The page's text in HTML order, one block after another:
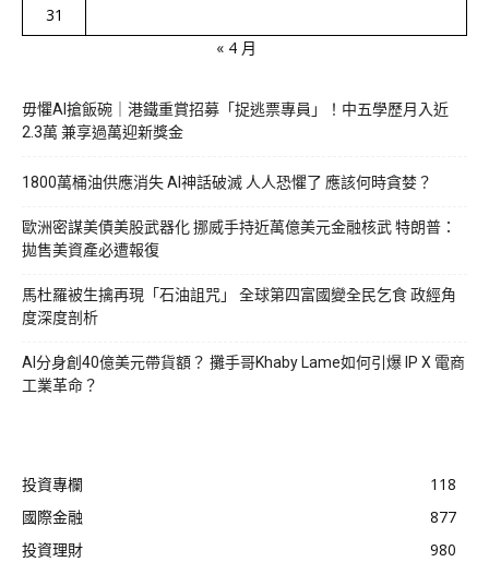
31
« 4 月
毋懼AI搶飯碗｜港鐵重賞招募「捉逃票專員」！中五學歷月入近
2.3萬 兼享過萬迎新獎金
1800萬桶油供應消失 AI神話破滅 人人恐懼了 應該何時貪婪？
歐洲密謀美債美股武器化 挪威手持近萬億美元金融核武 特朗普：
拋售美資產必遭報復
馬杜羅被生擒再現「石油詛咒」 全球第四富國變全民乞食 政經角
度深度剖析
AI分身創40億美元帶貨額？ 攤手哥Khaby Lame如何引爆 IP X 電商
工業革命？
投資專欄
118
國際金融
877
投資理財
980